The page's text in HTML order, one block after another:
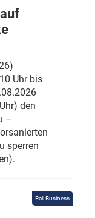
Uhr bis
den
–
sperren
Rail Business